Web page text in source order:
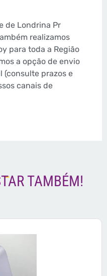
de Londrina Pr
realizamos
para toda a Região
a opção de envio
(consulte prazos e
canais de
TAMBÉM!